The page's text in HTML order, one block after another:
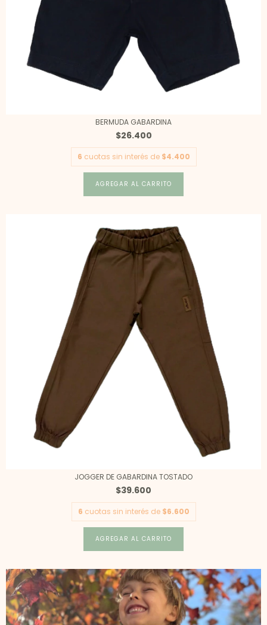
BERMUDA GABARDINA
$26.400
6 cuotas sin interés de $4.400
AGREGAR AL CARRITO
JOGGER DE GABARDINA TOSTADO
$39.600
6 cuotas sin interés de $6.600
AGREGAR AL CARRITO